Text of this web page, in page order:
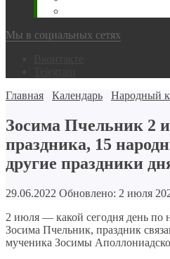
Мы в социальных сетях
Главная
Календарь Народный
Зосима Пчельник 2
праздника, 15
другие праздники
29.06.2022 Обновлено: 2 июля
2 июля — какой сегодня день по
Зосима Пчельник, праздник
мученика Зосимы